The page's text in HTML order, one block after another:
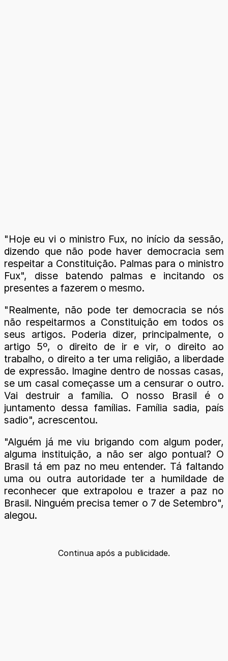
"Hoje eu vi o ministro Fux, no início da sessão,
dizendo que não pode haver democracia sem
respeitar a Constituição. Palmas para o ministro
Fux", disse batendo palmas e incitando os
presentes a fazerem o mesmo.
"Realmente, não pode ter democracia se nós
não respeitarmos a Constituição em todos os
seus artigos. Poderia dizer, principalmente, o
artigo 5º, o direito de ir e vir, o direito ao
trabalho, o direito a ter uma religião, a liberdade
de expressão. Imagine dentro de nossas casas,
se um casal começasse um a censurar o outro.
Vai destruir a família. O nosso Brasil é o
juntamento dessa famílias. Família sadia, país
sadio", acrescentou.
"Alguém já me viu brigando com algum poder,
alguma instituição, a não ser algo pontual? O
Brasil tá em paz no meu entender. Tá faltando
uma ou outra autoridade ter a humildade de
reconhecer que extrapolou e trazer a paz no
Brasil. Ninguém precisa temer o 7 de Setembro",
alegou.
Continua após a publicidade.